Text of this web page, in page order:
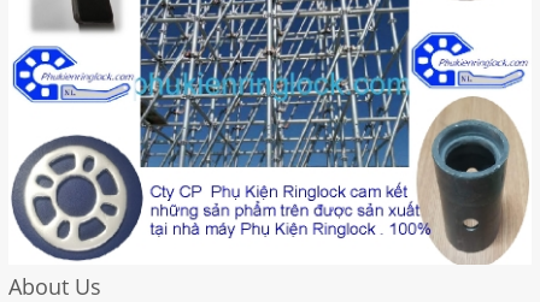
About Us